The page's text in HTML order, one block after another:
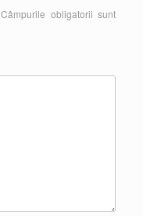
Câmpurile obligatorii sunt